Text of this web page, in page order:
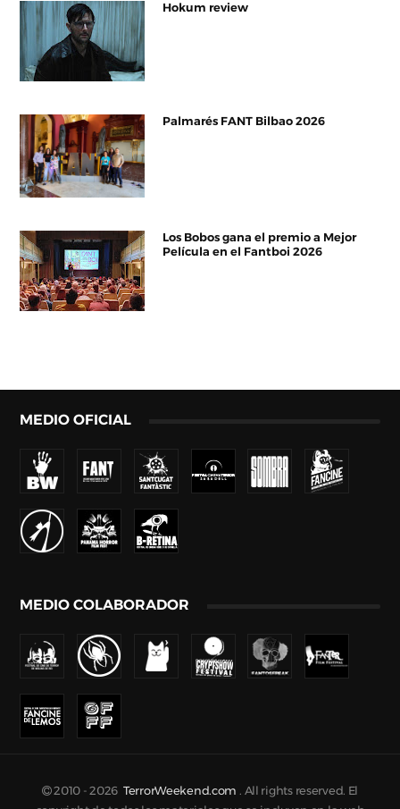
Hokum review
Palmarés FANT Bilbao 2026
Los Bobos gana el premio a Mejor
Película en el Fantboi 2026
MEDIO OFICIAL
MEDIO COLABORADOR
2010 -2026 TerrorWeekend.com . All rights reserved. El